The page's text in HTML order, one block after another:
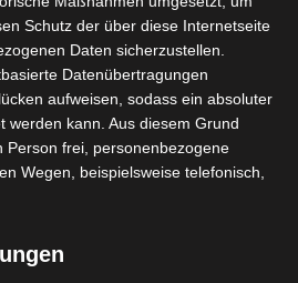
Schutz der über diese Internetseite
Daten sicherzustellen.
Datenübertragungen
aufweisen, sodass ein absoluter
werden kann. Aus diesem Grund
Person frei, personenbezogene
Wegen, beispielsweise telefonisch,